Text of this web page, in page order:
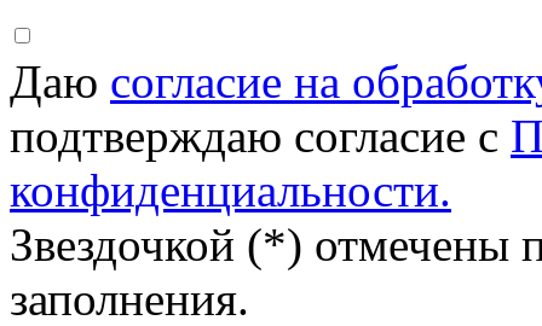
Даю согласие на
подтверждаю согласие с
конфиденциальности.
Звездочкой (*) отмечены
заполнения.